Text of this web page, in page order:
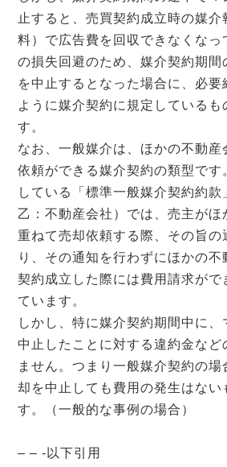
止すると、売買契約成立時の媒介
料）で広告費を回収できなくなっ
の損失回避のため、媒介契約期間
を中止するとなった場合に、必要
ように媒介契約に規定しているも
す。
なお、一般媒介は、ほかの不動産
依頼ができる媒介契約の類型です
している「標準一般媒介契約約款
乙：不動産会社）では、売主がほ
重ねて売却依頼する際、その旨の
り、その通知を行わずにほかの
契約成立した際には費用請求がで
ています。
しかし、特に媒介契約期間中に、
中止したことに対する違約金など
ません。つまり一般媒介契約の場
却を中止しても費用の発生はない
す。（一般的な事例の場合）
– – -以下引用